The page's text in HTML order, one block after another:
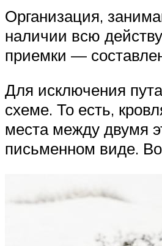
Организация,
наличии всю
приемки —
Для исключения
схеме. То есть,
места между двумя
письменном виде.